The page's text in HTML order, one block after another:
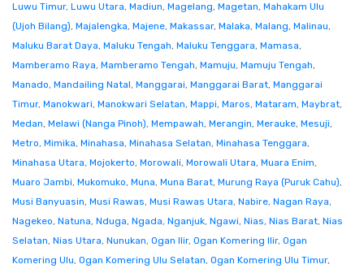
Luwu Timur, Luwu Utara, Madiun, Magelang, Magetan, Mahakam Ulu
(Ujoh Bilang), Majalengka, Majene, Makassar, Malaka, Malang, Malinau,
Maluku Barat Daya, Maluku Tengah, Maluku Tenggara, Mamasa,
Mamberamo Raya, Mamberamo Tengah, Mamuju, Mamuju Tengah,
Manado, Mandailing Natal, Manggarai, Manggarai Barat, Manggarai
Timur, Manokwari, Manokwari Selatan, Mappi, Maros, Mataram, Maybrat,
Medan, Melawi (Nanga Pinoh), Mempawah, Merangin, Merauke, Mesuji,
Metro, Mimika, Minahasa, Minahasa Selatan, Minahasa Tenggara,
Minahasa Utara, Mojokerto, Morowali, Morowali Utara, Muara Enim,
Muaro Jambi, Mukomuko, Muna, Muna Barat, Murung Raya (Puruk Cahu),
Musi Banyuasin, Musi Rawas, Musi Rawas Utara, Nabire, Nagan Raya,
Nagekeo, Natuna, Nduga, Ngada, Nganjuk, Ngawi, Nias, Nias Barat, Nias
Selatan, Nias Utara, Nunukan, Ogan Ilir, Ogan Komering Ilir, Ogan
Komering Ulu, Ogan Komering Ulu Selatan, Ogan Komering Ulu Timur,